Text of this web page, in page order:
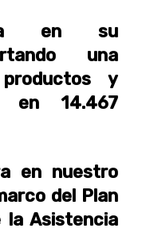
en su
una
y
en 14.467
en nuestro
del Plan
la Asistencia